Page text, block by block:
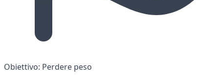
Obiettivo: Perdere peso